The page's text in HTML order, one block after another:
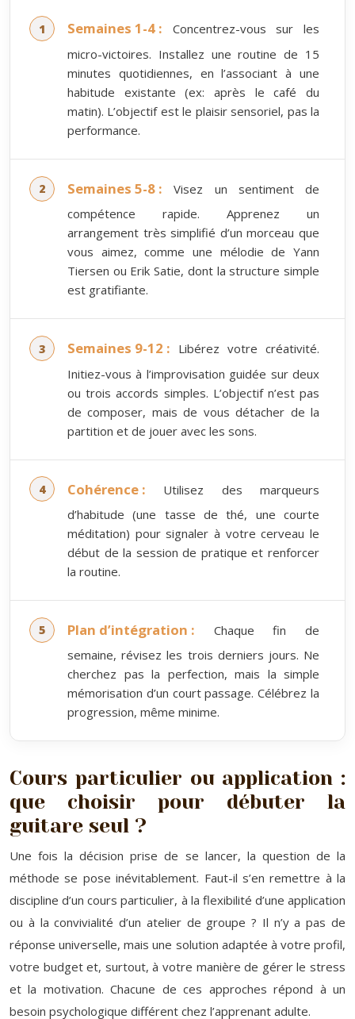
Semaines 1-4 : Concentrez-vous sur les
micro-victoires. Installez une routine de 15
minutes quotidiennes, en l’associant à une
habitude existante (ex: après le café du
matin). L’objectif est le plaisir sensoriel, pas la
performance.
Semaines 5-8 : Visez un sentiment de
compétence rapide. Apprenez un
arrangement très simplifié d’un morceau que
vous aimez, comme une mélodie de Yann
Tiersen ou Erik Satie, dont la structure simple
est gratifiante.
Semaines 9-12 : Libérez votre créativité.
Initiez-vous à l’improvisation guidée sur deux
ou trois accords simples. L’objectif n’est pas
de composer, mais de vous détacher de la
partition et de jouer avec les sons.
Cohérence : Utilisez des marqueurs
d’habitude (une tasse de thé, une courte
méditation) pour signaler à votre cerveau le
début de la session de pratique et renforcer
la routine.
Plan d’intégration : Chaque fin de
semaine, révisez les trois derniers jours. Ne
cherchez pas la perfection, mais la simple
mémorisation d’un court passage. Célébrez la
progression, même minime.
Cours particulier ou application :
que choisir pour débuter la
guitare seul ?
Une fois la décision prise de se lancer, la question de la
méthode se pose inévitablement. Faut-il s’en remettre à la
discipline d’un cours particulier, à la flexibilité d’une application
ou à la convivialité d’un atelier de groupe ? Il n’y a pas de
réponse universelle, mais une solution adaptée à votre profil,
votre budget et, surtout, à votre manière de gérer le stress
et la motivation. Chacune de ces approches répond à un
besoin psychologique différent chez l’apprenant adulte.